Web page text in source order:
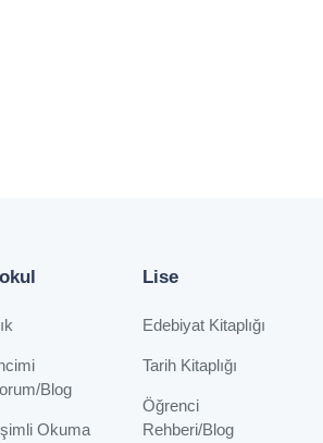
Blog
Okuma
Lise
Edebiyat Kitaplığı
Tarih Kitaplığı
Öğrenci
Rehberi/Blog